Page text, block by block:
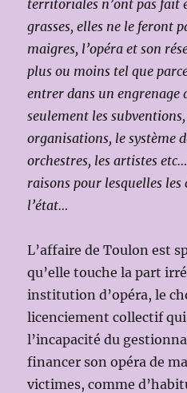
territoriales n’ont pas fait
grasses, elles ne le feront
maigres, l’opéra et son
plus ou moins tel que
entrer dans un engrenage
seulement les
organisations, le système
orchestres, les artistes
raisons pour lesquelles les
l’état…
L’affaire de Toulon est
qu’elle touche la part
institution d’opéra, le
licenciement collectif
l’incapacité du
financer son opéra de
victimes, comme